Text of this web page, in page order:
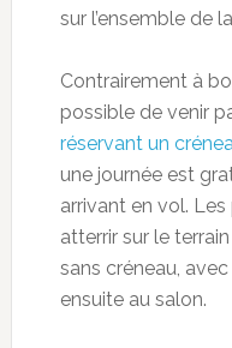
sur l’ensemble de
Contrairement à
possible de venir
réservant un
une journée est
arrivant en vol.
atterrir sur le
sans créneau,
ensuite au salon.